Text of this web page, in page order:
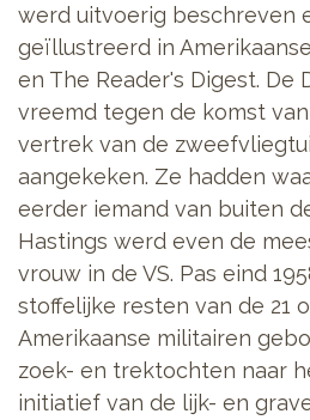
werd uitvoerig beschreven
geïllustreerd in
en The Reader's Digest. De
vreemd tegen de komst
vertrek van de
aangekeken. Ze hadden
eerder iemand van buiten
Hastings werd even de
vrouw in de VS. Pas eind
stoffelijke resten van de 21
Amerikaanse militairen
zoek- en trektochten naar
initiatief van de lijk- en